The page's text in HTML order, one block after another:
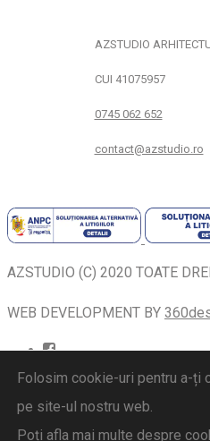
AZSTUDIO
CUI 41075957
0745 062 652
contact@azstudio.ro
AZSTUDIO (C) 2020 TOATE
WEB DEVELOPMENT BY
Folosim cookie-uri pentru a-ți
pe site-ul nostru web.
Poți afla mai multe despre